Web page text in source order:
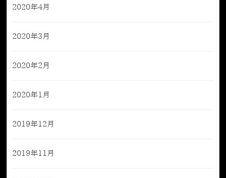
2020年4月
2020年3月
2020年2月
2020年1月
2019年12月
2019年11月